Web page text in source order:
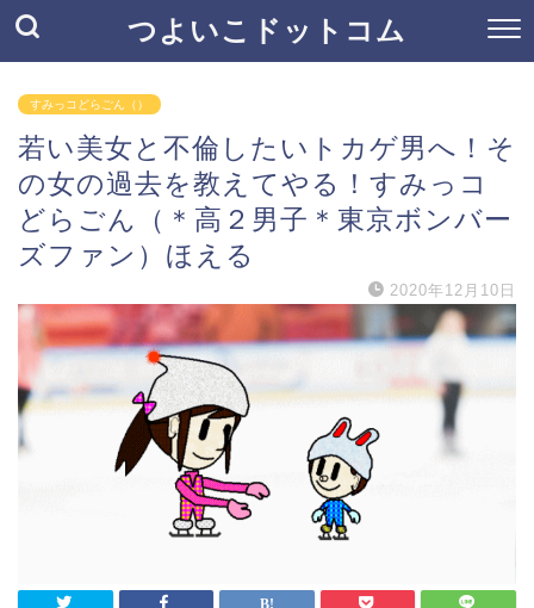
つよいこドットコム
すみっコどらごん（）
若い美女と不倫したいトカゲ男へ！そ
の女の過去を教えてやる！すみっコ
どらごん（＊高２男子＊東京ボンバー
ズファン）ほえる
2020年12月10日